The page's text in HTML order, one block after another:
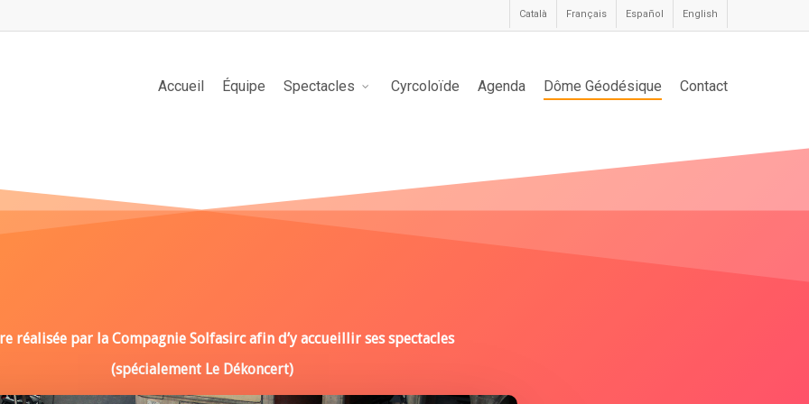
Català Français Español English
Accueil Équipe Spectacles Cyrcoloïde Agenda Dôme Géodésique Contact
réalisée par la Compagnie Solfasirc afin d’y accueillir ses spectacles
(spécialement Le Dékoncert)
Play Video